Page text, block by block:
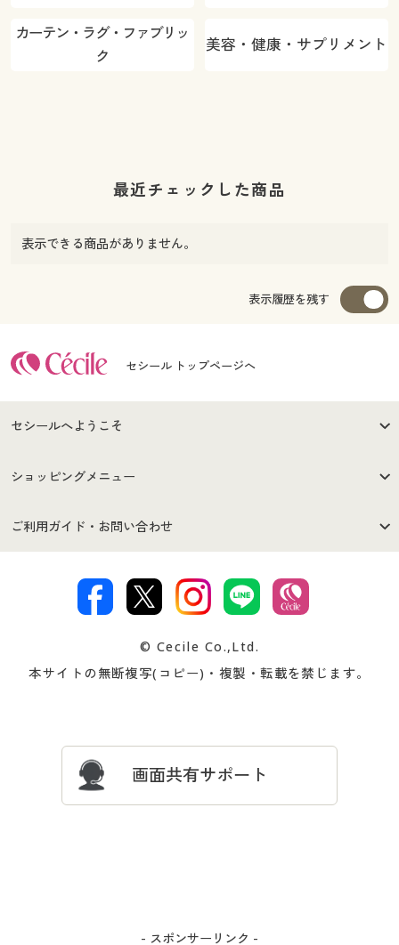
カーテン・ラグ・ファブリッ
ク
美容・健康・サプリメント
最近チェックした商品
表示できる商品がありません。
表示履歴を残す
セシール トップページへ
セシールへようこそ
はじめての方へ
セシールご利用規約
著作権・商標について 会社案内
ショッピングメニュー
商品カテゴリ
プレゼント＆キャンペーン サイトマップ
ご利用ガイド・お問い合わせ
交換・返品は お支払は
ついて
忘れの場合
© Cecile Co.,Ltd.
本サイトの無断複写(コピー)・複製・転載を禁じます。
画面共有サポート
- スポンサーリンク -